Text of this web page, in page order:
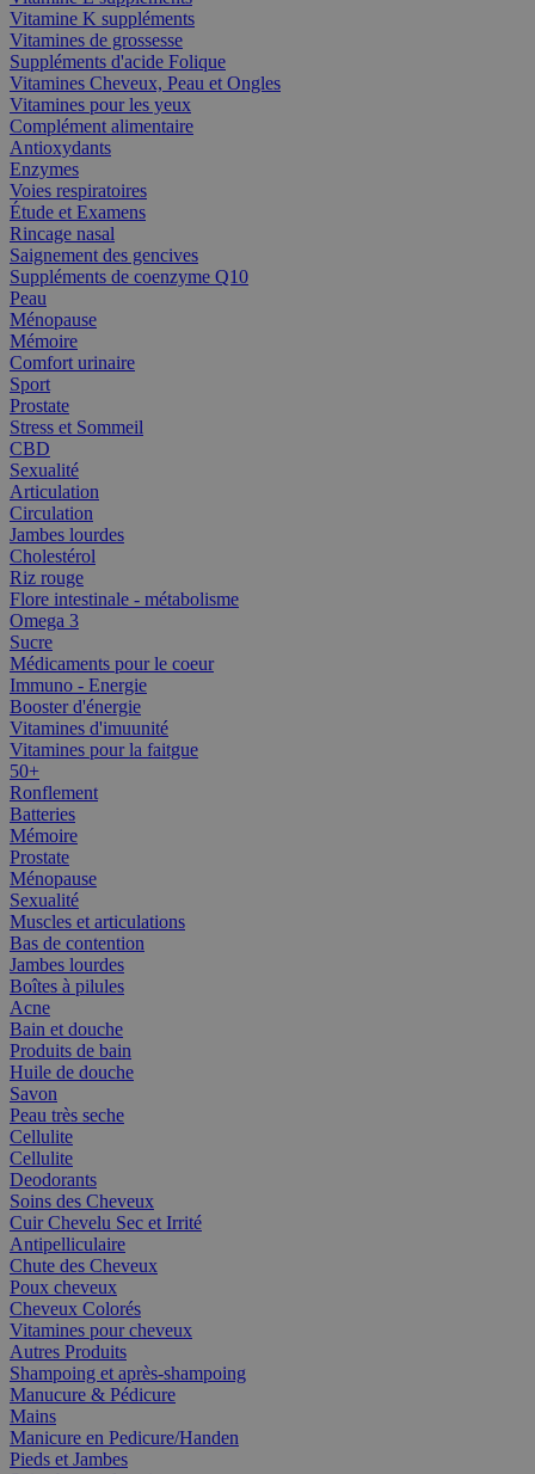
Vitamine K suppléments
Vitamines de grossesse
Suppléments d'acide Folique
Vitamines Cheveux, Peau et Ongles
Vitamines pour les yeux
Complément alimentaire
Antioxydants
Enzymes
Voies respiratoires
Étude et Examens
Rincage nasal
Saignement des gencives
Suppléments de coenzyme Q10
Peau
Ménopause
Mémoire
Comfort urinaire
Sport
Prostate
Stress et Sommeil
CBD
Sexualité
Articulation
Circulation
Jambes lourdes
Cholestérol
Riz rouge
Flore intestinale - métabolisme
Omega 3
Sucre
Médicaments pour le coeur
Immuno - Energie
Booster d'énergie
Vitamines d'imuunité
Vitamines pour la faitgue
50+
Ronflement
Batteries
Mémoire
Prostate
Ménopause
Sexualité
Muscles et articulations
Bas de contention
Jambes lourdes
Boîtes à pilules
Acne
Bain et douche
Produits de bain
Huile de douche
Savon
Peau très seche
Cellulite
Cellulite
Deodorants
Soins des Cheveux
Cuir Chevelu Sec et Irrité
Antipelliculaire
Chute des Cheveux
Poux cheveux
Cheveux Colorés
Vitamines pour cheveux
Autres Produits
Shampoing et après-shampoing
Manucure & Pédicure
Mains
Manicure en Pedicure/Handen
Pieds et Jambes